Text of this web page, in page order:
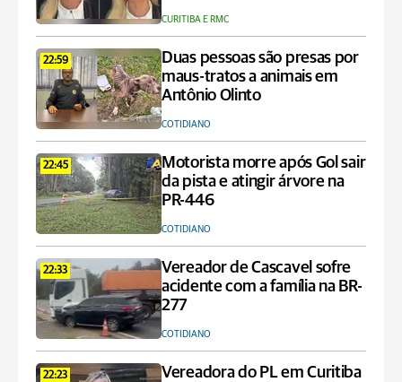
CURITIBA E RMC
22:59
Duas pessoas são presas por
maus-tratos a animais em
Antônio Olinto
COTIDIANO
22:45
Motorista morre após Gol sair
da pista e atingir árvore na
PR-446
COTIDIANO
22:33
Vereador de Cascavel sofre
acidente com a família na BR-
277
COTIDIANO
22:23
Vereadora do PL em Curitiba